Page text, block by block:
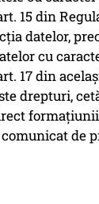
15 din
datelor,
cu
17 din
drepturi,
de